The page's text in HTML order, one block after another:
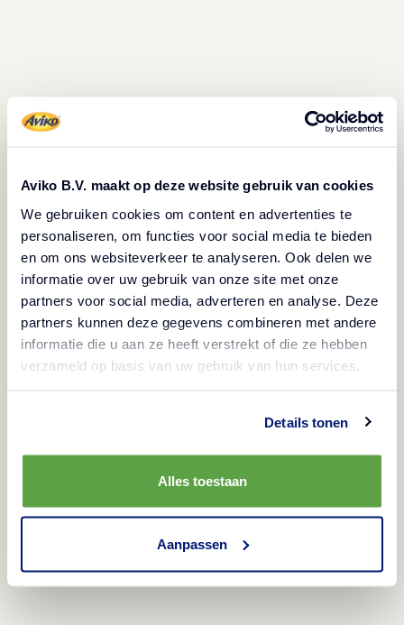
Aviko B.V. maakt op deze website gebruik van cookies
We gebruiken cookies om content en advertenties te
personaliseren, om functies voor social media te bieden
en om ons websiteverkeer te analyseren. Ook delen we
informatie over uw gebruik van onze site met onze
partners voor social media, adverteren en analyse. Deze
partners kunnen deze gegevens combineren met andere
informatie die u aan ze heeft verstrekt of die ze hebben
verzameld op basis van uw gebruik van hun services.
Details tonen
Alles toestaan
Aanpassen
Churros
Churros zijn heerlijk zoet, krokant van buiten en luchtig
van binnen. Deze knapperige lekkernijen zijn niet
alleen geliefd bij jouw klanten, maar ze bieden ook een
uitstekende winstmarge voor jouw zaak. Serveer ze op
een borrelplank of met een verschillende sauzen en
toppings als dessert.